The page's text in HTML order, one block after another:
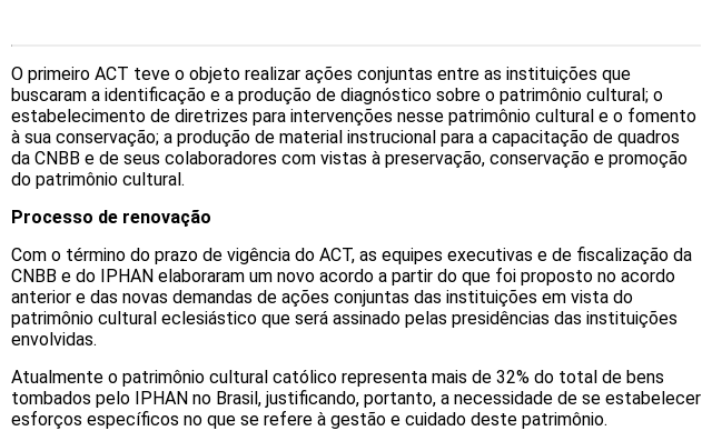
O primeiro ACT teve o objeto realizar ações conjuntas entre as instituições que
buscaram a identificação e a produção de diagnóstico sobre o patrimônio cultural; o
estabelecimento de diretrizes para intervenções nesse patrimônio cultural e o fomento
à sua conservação; a produção de material instrucional para a capacitação de quadros
da CNBB e de seus colaboradores com vistas à preservação, conservação e promoção
do patrimônio cultural.
Processo de renovação
Com o término do prazo de vigência do ACT, as equipes executivas e de fiscalização da
CNBB e do IPHAN elaboraram um novo acordo a partir do que foi proposto no acordo
anterior e das novas demandas de ações conjuntas das instituições em vista do
patrimônio cultural eclesiástico que será assinado pelas presidências das instituições
envolvidas.
Atualmente o patrimônio cultural católico representa mais de 32% do total de bens
tombados pelo IPHAN no Brasil, justificando, portanto, a necessidade de se estabelecer
esforços específicos no que se refere à gestão e cuidado deste patrimônio.